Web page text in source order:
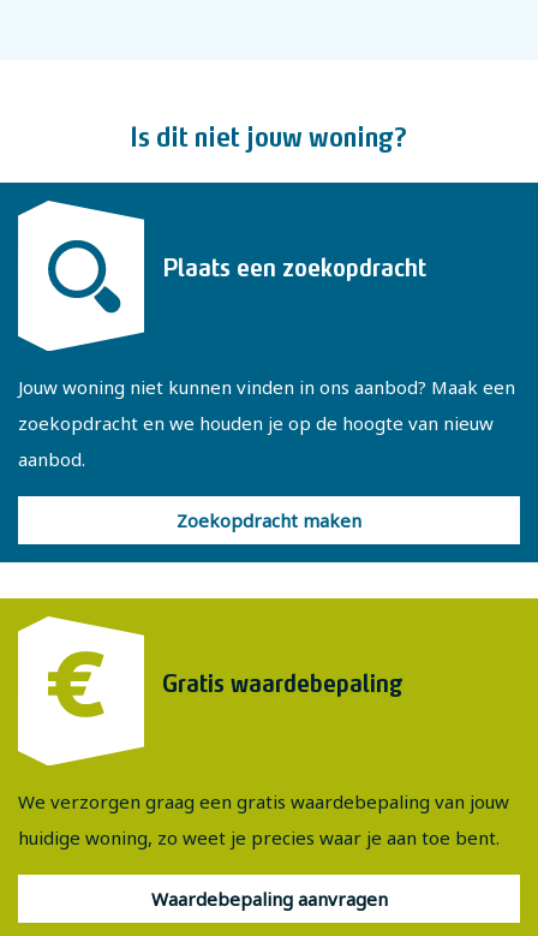
Via een vlizotrap vanaf de overloop is de ruime zolder
bereikbaar. Deze zolder biedt volop mogelijkheden voor
extra bergruimte en hier bevindt zich tevens de cv-
installatie.
Enkele kenmerken:
- 9 Zonnepanelen
- Airco aanwezig op de verdieping
- Gebruiksoppervlakte 88 m², externe bergruimte 17 m²
afspraak in via onze website of vraag een bezichtiging aan
via Funda! Is er geen passend moment meer beschikbaar?
Dat is geen probleem, bel of e-mail ons gerust voor een
afspraak op een ander moment.
Is dit niet jouw woning?
Plaats een zoekopdracht
Jouw woning niet kunnen vinden in ons aanbod? Maak een
zoekopdracht en we houden je op de hoogte van nieuw
aanbod.
Zoekopdracht maken
Gratis waardebepaling
We verzorgen graag een gratis waardebepaling van jouw
huidige woning, zo weet je precies waar je aan toe bent.
Waardebepaling aanvragen